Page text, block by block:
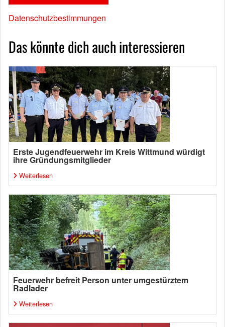
Datenschutzbestimmungen
Das könnte dich auch interessieren
Erste Jugendfeuerwehr im Kreis Wittmund würdigt
ihre Gründungsmitglieder
Weiterlesen
Feuerwehr befreit Person unter umgestürztem
Radlader
Weiterlesen